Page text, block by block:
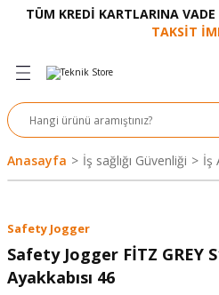
TÜM KREDİ KARTLARINA
TAKSİT
Geri Dön
Geri Dön
Bot
Geri Dön
ve Aksesuar
Makinesi
Geri Dön
Makinesi
Geri Dön
Geri Dön
Bantlar
Geri Dön
Geri Dön
ve Ürünleri
Cobot
Geri Dön
ve Aksesuarı
Anasayfa İş sağlığı Güvenliği İş
Safety Jogger
Safety Jogger FİTZ GREY
Ayakkabısı 46